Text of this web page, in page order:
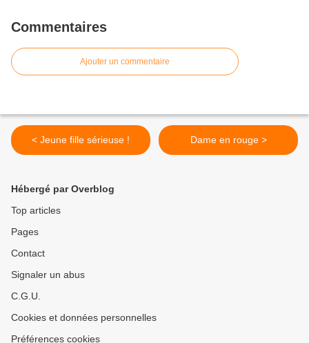
Commentaires
Ajouter un commentaire
< Jeune fille sérieuse ! Dame en rouge >
Hébergé par Overblog
Top articles
Pages
Contact
Signaler un abus
C.G.U.
Cookies et données personnelles
Préférences cookies